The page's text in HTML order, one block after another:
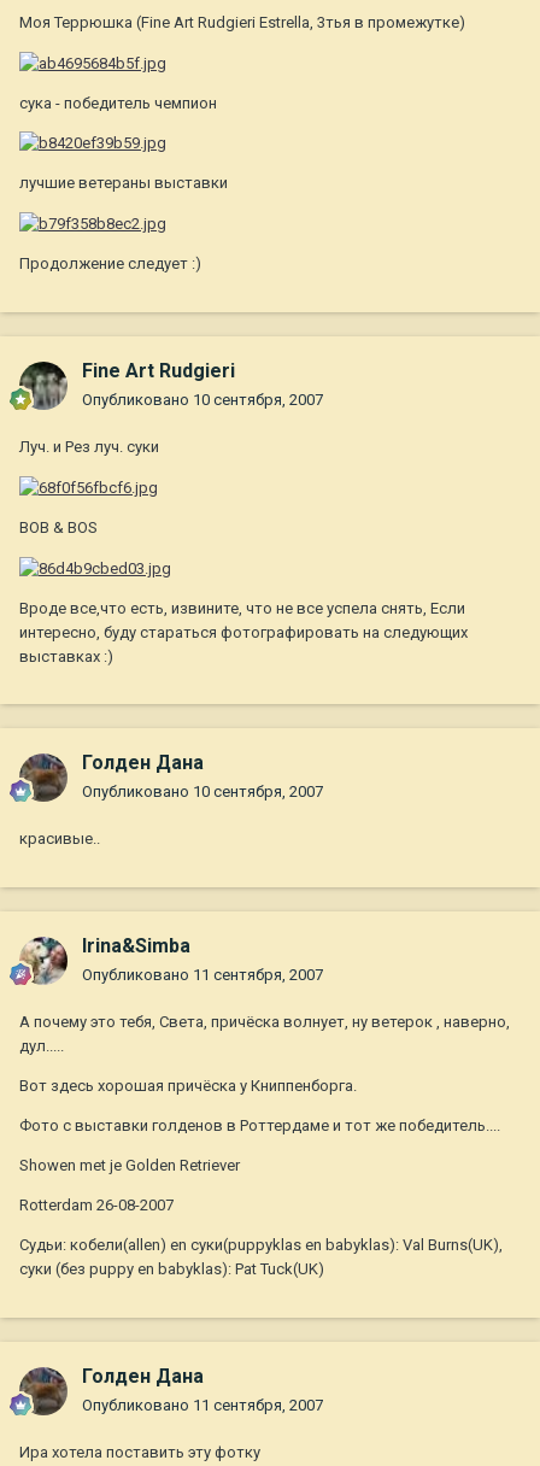
Моя Террюшка (Fine Art Rudgieri Estrella, 3тья в промежутке)
сука - победитель чемпион
лучшие ветераны выставки
Продолжение следует :)
Fine Art Rudgieri
Опубликовано 10 сентября, 2007
Луч. и Рез луч. суки
BOB & BOS
Вроде все,что есть, извините, что не все успела снять, Если
интересно, буду стараться фотографировать на следующих
выставках :)
Голден Дана
Опубликовано 10 сентября, 2007
красивые..
Irina&Simba
Опубликовано 11 сентября, 2007
А почему это тебя, Света, причёска волнует, ну ветерок , наверно,
дул.....
Вот здесь хорошая причёска у Книппенборга.
Фото с выставки голденов в Роттердаме и тот же победитель....
Showen met je Golden Retriever
Rotterdam 26-08-2007
Судьи: кобели(allen) en суки(puppyklas en babyklas): Val Burns(UK),
суки (без puppy en babyklas): Pat Tuck(UK)
Голден Дана
Опубликовано 11 сентября, 2007
Ира хотела поставить эту фотку